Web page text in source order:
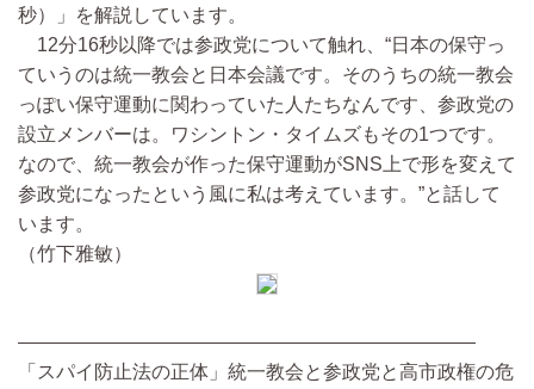
秒）」を解説しています。
12分16秒以降では参政党について触れ、“日本の保守っ
ていうのは統一教会と日本会議です。そのうちの統一教会
っぽい保守運動に関わっていた人たちなんです、参政党の
設立メンバーは。ワシントン・タイムズもその1つです。
なので、統一教会が作った保守運動がSNS上で形を変えて
参政党になったという風に私は考えています。”と話して
います。
（竹下雅敏）
————————————————————————
「スパイ防止法の正体」統一教会と参政党と高市政権の危